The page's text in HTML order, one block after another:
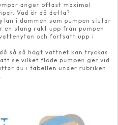
anger oftast maximal
Vad är då detta?
i dammen som pumpen slutar
slang rakt upp från pumpen
och fortsatt upp i
så så högt vattnet kan tryckas
se vilket flöde pumpen ger vid
du i tabellen under rubriken